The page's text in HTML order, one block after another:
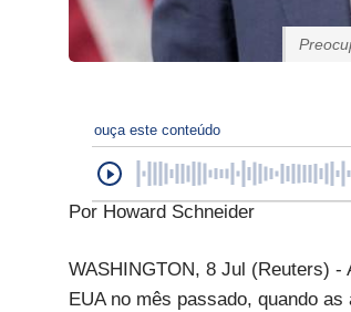
ouça este conteúdo
Por Howard Schneider
WASHINGTON, 8 Jul (Reuters) -
EUA no mês passado, quando